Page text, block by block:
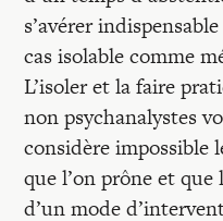
s’avérer
cas isolable comme
L’isoler et la faire
non psychanalystes
considère impossible
que l’on prône et que
d’un mode